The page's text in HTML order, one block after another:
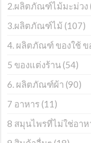
2.ผลิตภัณฑ์ไม้มะม่วง
3.ผลิตภัณฑ์ไม้ (107)
4. ผลิตภัณฑ์ ของใช้ ข
5 ของแต่งร้าน (54)
6. ผลิตภัณฑ์ผ้า (90)
7 อาหาร (11)
8 สมุนไพรที่ไม่ใช่อาห